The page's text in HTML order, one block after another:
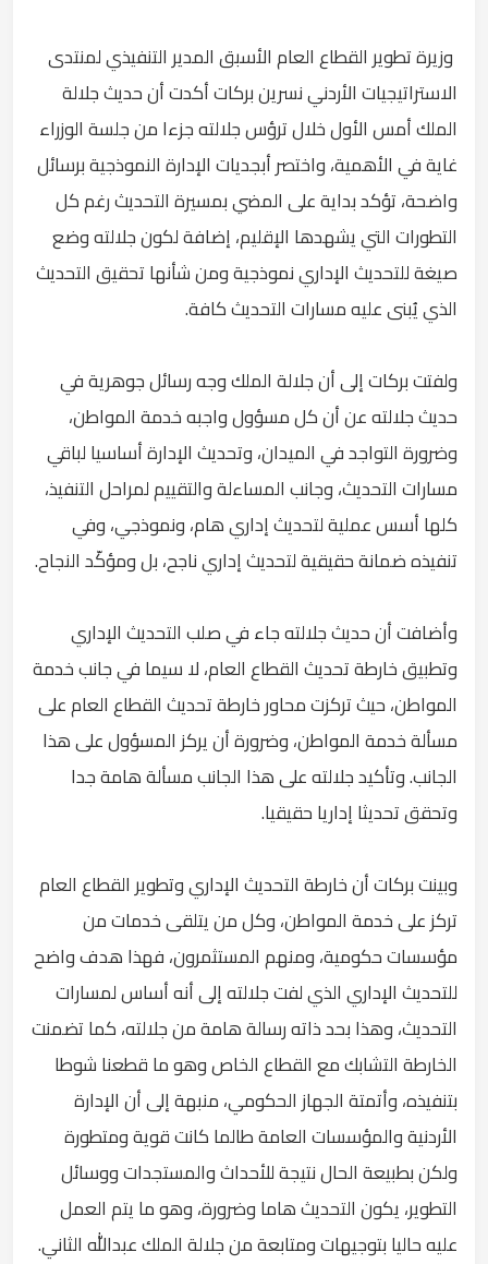
وزيرة تطوير القطاع العام الأسبق المدير التنفيذي لمنتدى
الاستراتيجيات الأردني نسرين بركات أكدت أن حديث جلالة
الملك أمس الأول خلال ترؤس جلالته جزءا من جلسة الوزراء
غاية في الأهمية، واختصر أبجديات الإدارة النموذجية برسائل
واضحة، تؤكد بداية على المضي بمسيرة التحديث رغم كل
التطورات التي يشهدها الإقليم، إضافة لكون جلالته وضع
صيغة للتحديث الإداري نموذجية ومن شأنها تحقيق التحديث
الذي يُبنى عليه مسارات التحديث كافة.
ولفتت بركات إلى أن جلالة الملك وجه رسائل جوهرية في
حديث جلالته عن أن كل مسؤول واجبه خدمة المواطن،
وضرورة التواجد في الميدان، وتحديث الإدارة أساسيا لباقي
مسارات التحديث، وجانب المساءلة والتقييم لمراحل التنفيذ،
كلها أسس عملية لتحديث إداري هام، ونموذجي، وفي
تنفيذه ضمانة حقيقية لتحديث إداري ناجح، بل ومؤكّد النجاح.
وأضافت أن حديث جلالته جاء في صلب التحديث الإداري
وتطبيق خارطة تحديث القطاع العام، لا سيما في جانب خدمة
المواطن، حيث تركزت محاور خارطة تحديث القطاع العام على
مسألة خدمة المواطن، وضرورة أن يركز المسؤول على هذا
الجانب. وتأكيد جلالته على هذا الجانب مسألة هامة جدا
وتحقق تحديثا إداريا حقيقيا.
وبينت بركات أن خارطة التحديث الإداري وتطوير القطاع العام
تركز على خدمة المواطن، وكل من يتلقى خدمات من
مؤسسات حكومية، ومنهم المستثمرون، فهذا هدف واضح
للتحديث الإداري الذي لفت جلالته إلى أنه أساس لمسارات
التحديث، وهذا بحد ذاته رسالة هامة من جلالته، كما تضمنت
الخارطة التشابك مع القطاع الخاص وهو ما قطعنا شوطا
بتنفيذه، وأتمتة الجهاز الحكومي، منبهة إلى أن الإدارة
الأردنية والمؤسسات العامة طالما كانت قوية ومتطورة
ولكن بطبيعة الحال نتيجة للأحداث والمستجدات ووسائل
التطوير، يكون التحديث هاما وضرورة، وهو ما يتم العمل
عليه حاليا بتوجيهات ومتابعة من جلالة الملك عبدالله الثاني.